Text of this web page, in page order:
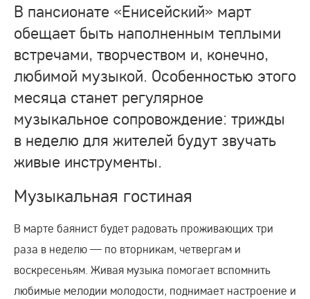
В пансионате «Енисейский» март
обещает быть наполненным теплыми
встречами, творчеством и, конечно,
любимой музыкой. Особенностью этого
месяца станет регулярное
музыкальное сопровождение: трижды
в неделю для жителей будут звучать
живые инструменты.
Музыкальная гостиная
В марте баянист будет радовать проживающих три
раза в неделю — по вторникам, четвергам и
воскресеньям. Живая музыка помогает вспомнить
любимые мелодии молодости, поднимает настроение и